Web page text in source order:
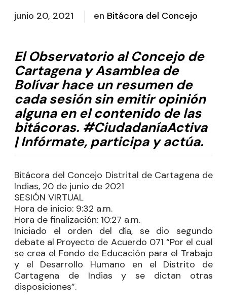
junio 20, 2021 en Bitácora del Concejo
El Observatorio al Concejo de
Cartagena y Asamblea de
Bolívar hace un resumen de
cada sesión sin emitir opinión
alguna en el contenido de las
bitácoras. #CiudadaníaActiva
| Infórmate, participa y actúa.
Bitácora del Concejo Distrital de Cartagena de
Indias, 20 de junio de 2021
SESIÓN VIRTUAL
Hora de inicio: 9:32 a.m.
Hora de finalización: 10:27 a.m.
Iniciado el orden del día, se dio segundo
debate al Proyecto de Acuerdo 071 “Por el cual
se crea el Fondo de Educación para el Trabajo
y el Desarrollo Humano en el Distrito de
Cartagena de Indias y se dictan otras
disposiciones”.